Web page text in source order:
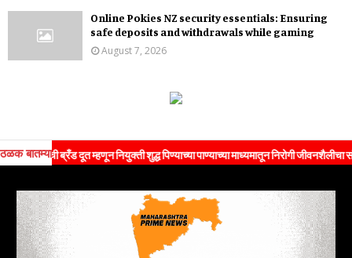
Online Pokies NZ security essentials: Ensuring
safe deposits and withdrawals while gaming
August 7, 2026
ठळक बातम्या
ब्रँड दूत म्हणून नियुक्ती शुद्ध पिण्याच्या पाण्याच्या माध्यमातून निरोगी जीवनशैलीचा संदेश